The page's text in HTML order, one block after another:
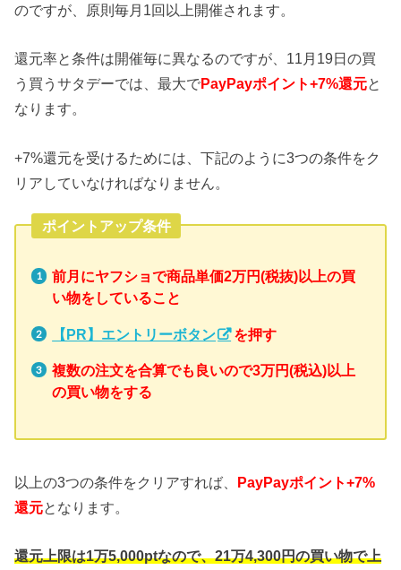
のですが、原則毎月1回以上開催されます。
還元率と条件は開催毎に異なるのですが、11月19日の買
う買うサタデーでは、最大でPayPayポイント+7%還元と
なります。
+7%還元を受けるためには、下記のように3つの条件をク
リアしていなければなりません。
ポイントアップ条件
前月にヤフショで商品単価2万円(税抜)以上の買
い物をしていること
【PR】エントリーボタン を押す
複数の注文を合算でも良いので3万円(税込)以上
の買い物をする
以上の3つの条件をクリアすれば、 PayPayポイント+7%
還元となります。
還元上限は1万5,000ptなので、21万4,300円の買い物で上